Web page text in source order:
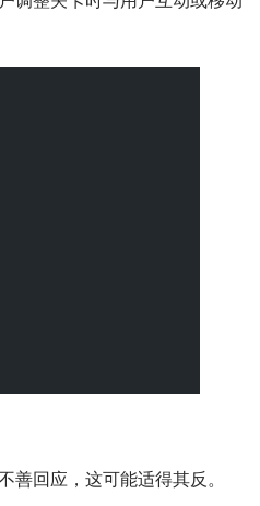
善回应，这可能适得其反。